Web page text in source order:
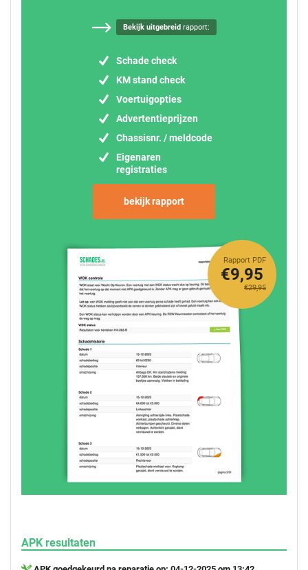
Bekijk uitgebreidrapport:
Schade check
KM stand check
Voertuigopties
Advertentieprijzen
Chassisnr. / meldcode
Eigenaren
registraties
bekijk rapport
Rapport PDF
€29,95
€9,95
APK resultaten